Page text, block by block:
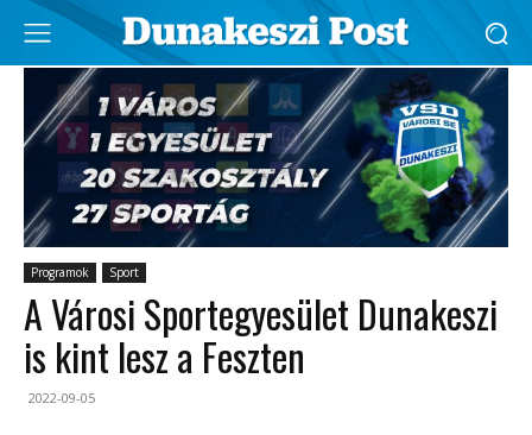
Programok Sport
A Városi Sportegyesület Dunakeszi
is kint lesz a Feszten
2022-09-05